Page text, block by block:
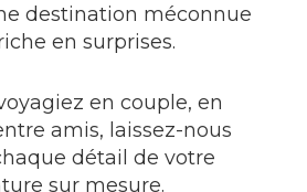
destination méconnue
en surprises.
en couple, en
amis, laissez-nous
détail de votre
sur mesure.